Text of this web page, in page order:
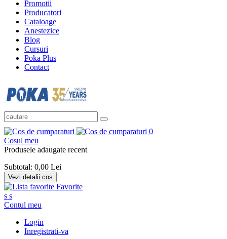
Promotii
Producatori
Cataloage
Anestezice
Blog
Cursuri
Poka Plus
Contact
0
Cosul meu
Produsele adaugate recent
Subtotal: 0,00 Lei
Vezi detalii cos
Favorite
s s
Contul meu
Login
Inregistrati-va